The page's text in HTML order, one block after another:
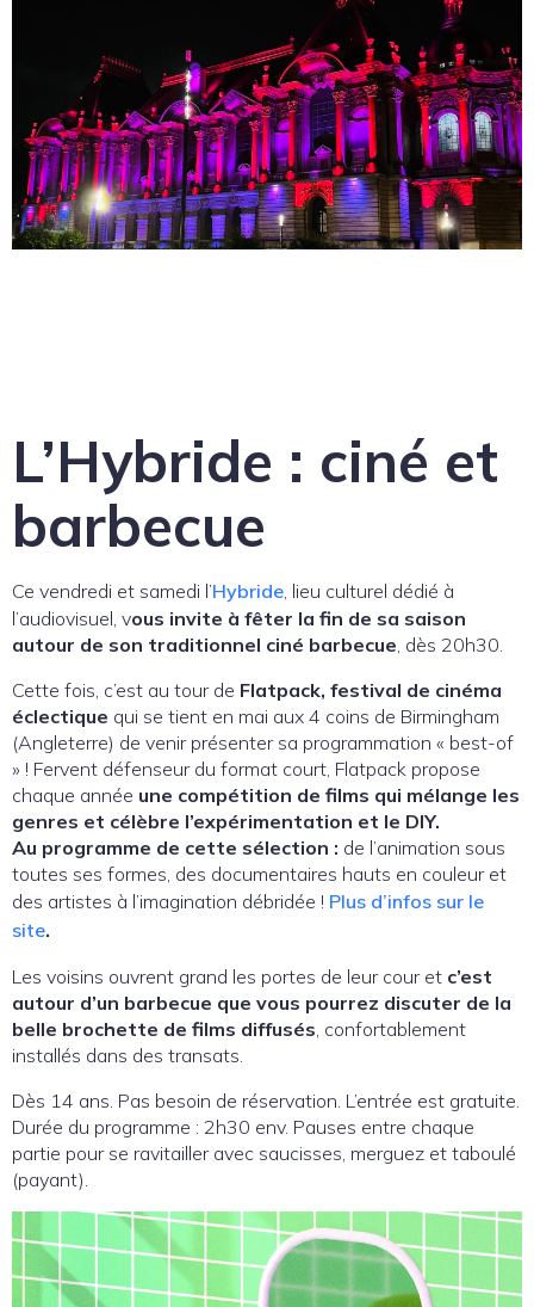
L’Hybride : ciné et
barbecue
Ce vendredi et samedi l’Hybride , lieu culturel dédié à
l’audiovisuel, vous invite à fêter la fin de sa saison
autour de son traditionnel ciné barbecue , dès 20h30.
Cette fois, c’est au tour de Flatpack, festival de cinéma
éclectique qui se tient en mai aux 4 coins de Birmingham
(Angleterre) de venir présenter sa programmation « best-of
» ! Fervent défenseur du format court, Flatpack propose
chaque année une compétition de films qui mélange les
genres et célèbre l’expérimentation et le DIY.
Au programme de cette sélection : de l’animation sous
toutes ses formes, des documentaires hauts en couleur et
des artistes à l’imagination débridée ! Plus d’infos sur le
site.
Les voisins ouvrent grand les portes de leur cour et c’est
autour d’un barbecue que vous pourrez discuter de la
belle brochette de films diffusés , confortablement
installés dans des transats.
Dès 14 ans. Pas besoin de réservation. L’entrée est gratuite.
Durée du programme : 2h30 env. Pauses entre chaque
partie pour se ravitailler avec saucisses, merguez et taboulé
(payant).